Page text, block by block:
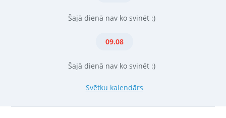
Šajā dienā nav ko svinēt :)
09.08
Šajā dienā nav ko svinēt :)
Svētku kalendārs